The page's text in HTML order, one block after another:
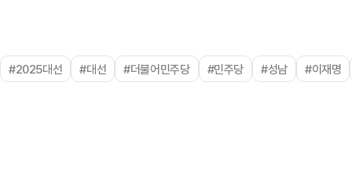
#2025대선 #대선 #더불어민주당 #민주당 #성남 #이재명